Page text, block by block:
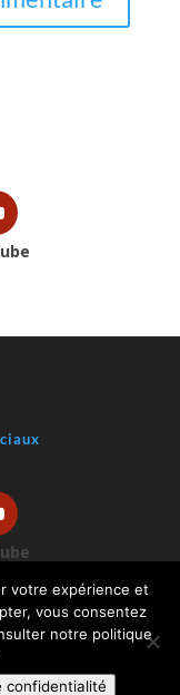
votre expérience et
vous consentez
notre politique
confidentialité